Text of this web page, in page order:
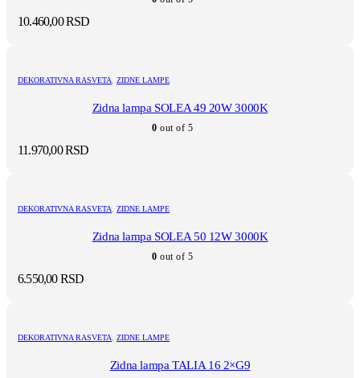
10.460,00RSD
DEKORATIVNA RASVETA ZIDNE LAMPE
Zidna lampa SOLEA 49 20W 3000K
0 out of 5
11.970,00RSD
DEKORATIVNA RASVETA ZIDNE LAMPE
Zidna lampa SOLEA 50 12W 3000K
0 out of 5
6.550,00RSD
DEKORATIVNA RASVETA ZIDNE LAMPE
Zidna lampa TALIA 16 2×G9